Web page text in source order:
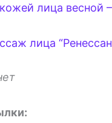
лица весной
лица